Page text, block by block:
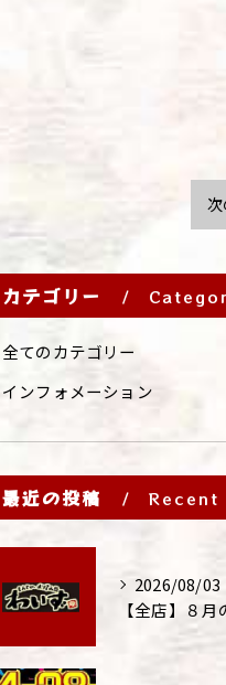
カテゴリー
全てのカテゴリー
インフォメーション
最近の投稿 Recent
2026/08/03